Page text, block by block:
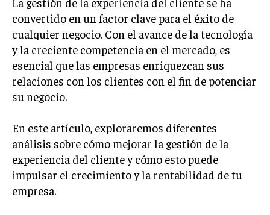
LIFESTYLE
MARKETING
ESTRATEGIAS DE MARKETING
convertido en un factor clave para el éxito de
cualquier negocio. Con el avance de la tecnología
y la creciente competencia en el mercado, es
esencial que las empresas enriquezcan sus
relaciones con los clientes con el fin de potenciar
su negocio.
En este artículo, exploraremos diferentes
análisis sobre cómo mejorar la gestión de la
experiencia del cliente y cómo esto puede
impulsar el crecimiento y la rentabilidad de tu
empresa.